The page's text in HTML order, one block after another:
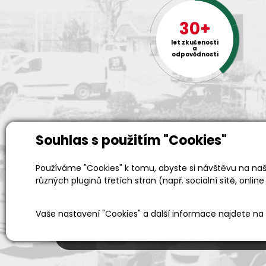
Souhlas s použitím "Cookies"
Používáme "Cookies" k tomu, abyste si návštěvu na
různých pluginů třetích stran (např. socialní sítě,
Vaše nastavení "Cookies" a další informace najdete
30+
let zkušenosti
a
odpovědnosti
Prodejní a výdejní sklad